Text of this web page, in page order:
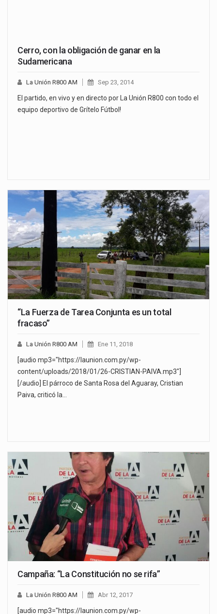
Cerro, con la obligación de ganar en la
Sudamericana
La Unión R800 AM Sep 23, 2014
El partido, en vivo y en directo por La Unión R800 con todo el
equipo deportivo de Grítelo Fútbol!
“La Fuerza de Tarea Conjunta es un total
fracaso”
La Unión R800 AM Ene 11, 2018
[audio mp3="https://launion.com.py/wp-
content/uploads/2018/01/26-CRISTIAN-PAIVA.mp3"]
[/audio] El párroco de Santa Rosa del Aguaray, Cristian
Paiva, criticó la…
Campaña: “La Constitución no se rifa”
La Unión R800 AM Abr 12, 2017
[audio mp3="https://launion.com.py/wp-